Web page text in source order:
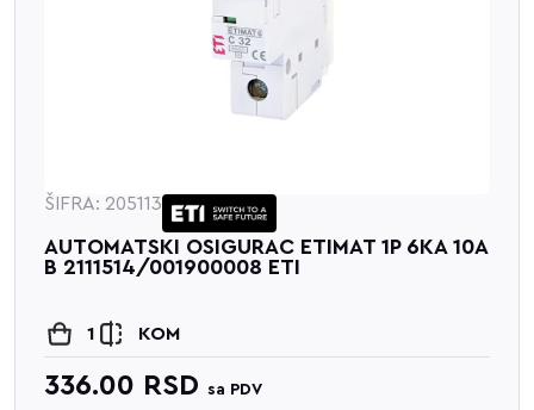
ŠIFRA: 205113
AUTOMATSKI OSIGURAC ETIMAT 1P 6KA 10A
B 2111514/001900008 ETI
1 KOM
336.00 RSD sa PDV